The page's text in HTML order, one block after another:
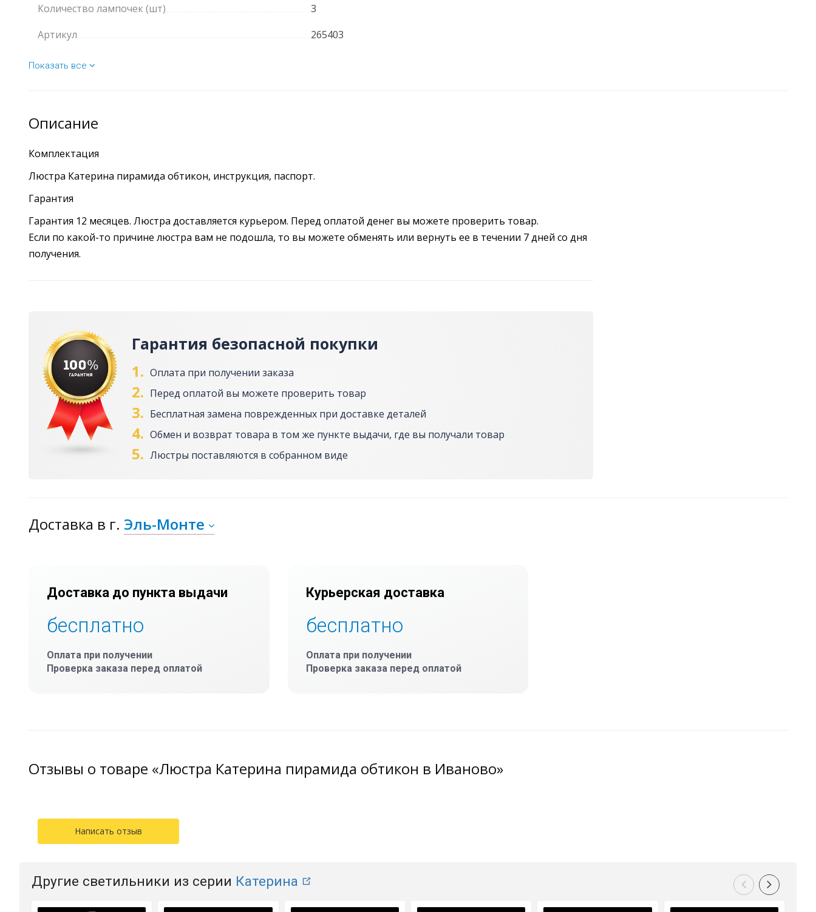
Количество лампочек (шт)
3
Артикул
265403
Показать все
Описание
Комплектация
Люстра Катерина пирамида обтикон, инструкция, паспорт.
Гарантия
Гарантия 12 месяцев. Люстра доставляется курьером. Перед оплатой денег вы можете проверить товар.
Если по какой-то причине люстра вам не подошла, то вы можете обменять или вернуть ее в течении 7 дней со дня
получения.
Гарантия безопасной покупки
1. Оплата при получении заказа
2. Перед оплатой вы можете проверить товар
3. Бесплатная замена поврежденных при доставке деталей
4. Обмен и возврат товара в том же пункте выдачи, где вы получали товар
5. Люстры поставляются в собранном виде
Доставка в г. Эль-Монте
Доставка до пункта выдачи
бесплатно
Оплата при получении
Проверка заказа перед оплатой
Курьерская доставка
бесплатно
Оплата при получении
Проверка заказа перед оплатой
Отзывы о товаре «Люстра Катерина пирамида обтикон в Иваново»
Написать отзыв
Другие светильники из серии Катерина